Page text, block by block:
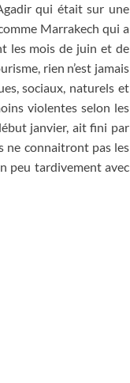
qui était sur une
Marrakech qui a
les mois de juin et de
rien n’est jamais
sociaux, naturels et
violentes selon les
janvier, ait fini par
ne connaitront pas les
peu tardivement avec